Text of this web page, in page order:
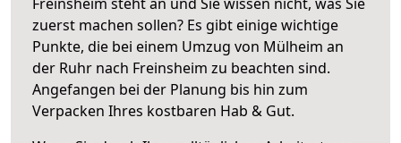
zuerst machen sollen? Es gibt einige wichtige
Punkte, die bei einem Umzug von Mülheim an
der Ruhr nach Freinsheim zu beachten sind.
Angefangen bei der Planung bis hin zum
Verpacken Ihres kostbaren Hab & Gut.